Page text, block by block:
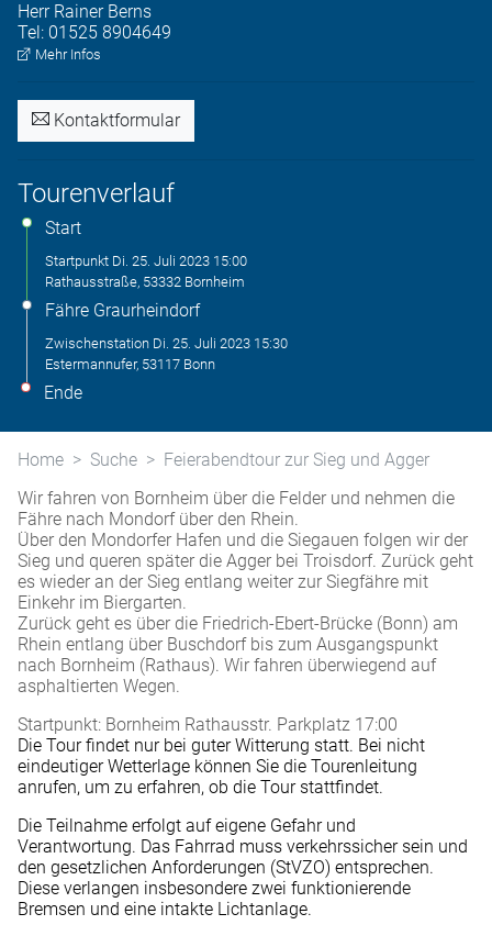
Herr Rainer Berns
Tel: 01525 8904649
Mehr Infos
Kontaktformular
Tourenverlauf
Start
Startpunkt Di. 25. Juli 2023 15:00
Rathausstraße, 53332 Bornheim
Fähre Graurheindorf
Zwischenstation Di. 25. Juli 2023 15:30
Estermannufer, 53117 Bonn
Ende
Home Suche
Feierabendtour zur Sieg und Agger
Wir fahren von Bornheim über die Felder und nehmen die
Fähre nach Mondorf über den Rhein.
Über den Mondorfer Hafen und die Siegauen folgen wir der
Sieg und queren später die Agger bei Troisdorf. Zurück geht
es wieder an der Sieg entlang weiter zur Siegfähre mit
Einkehr im Biergarten.
Zurück geht es über die Friedrich-Ebert-Brücke (Bonn) am
Rhein entlang über Buschdorf bis zum Ausgangspunkt
nach Bornheim (Rathaus). Wir fahren überwiegend auf
asphaltierten Wegen.
Startpunkt: Bornheim Rathausstr. Parkplatz 17:00
Die Tour findet nur bei guter Witterung statt. Bei nicht
eindeutiger Wetterlage können Sie die Tourenleitung
anrufen, um zu erfahren, ob die Tour stattfindet.
Die Teilnahme erfolgt auf eigene Gefahr und
Verantwortung. Das Fahrrad muss verkehrssicher sein und
den gesetzlichen Anforderungen (StVZO) entsprechen.
Diese verlangen insbesondere zwei funktionierende
Bremsen und eine intakte Lichtanlage.